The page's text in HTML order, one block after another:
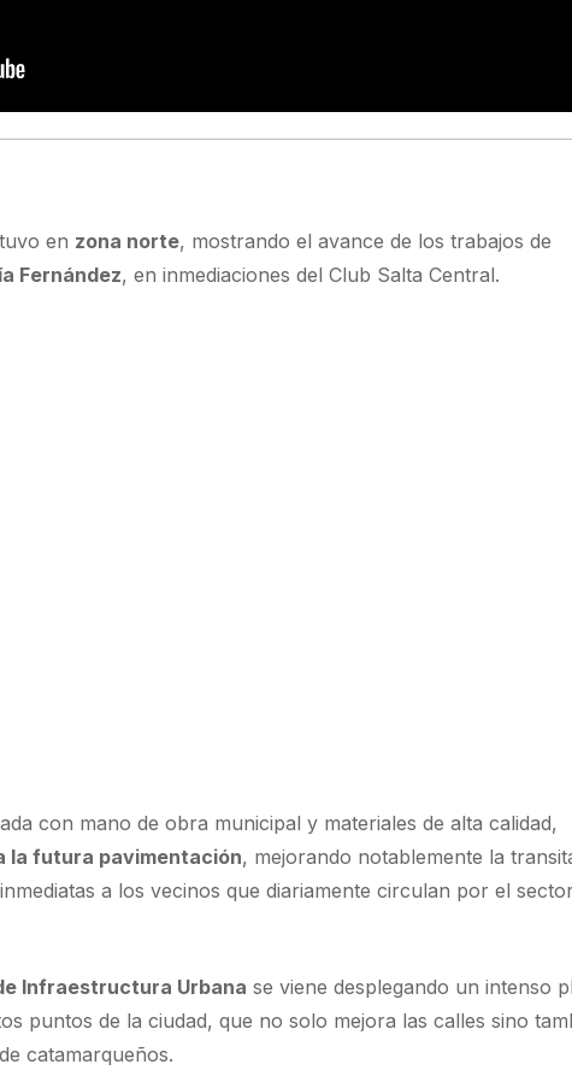
en zona norte, mostrando el avance de los trabajos de
Fernández, en inmediaciones del Club Salta Central.
con mano de obra municipal y materiales de alta calidad,
la futura pavimentación, mejorando notablemente la
a los vecinos que diariamente circulan por el
Infraestructura Urbana se viene desplegando un intenso
puntos de la ciudad, que no solo mejora las calles sino
catamarqueños.